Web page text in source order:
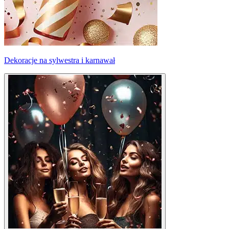
Dekoracje na sylwestra i karnawał